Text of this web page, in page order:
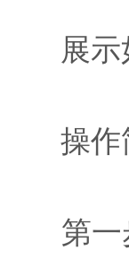
展示如
操作简
第一步